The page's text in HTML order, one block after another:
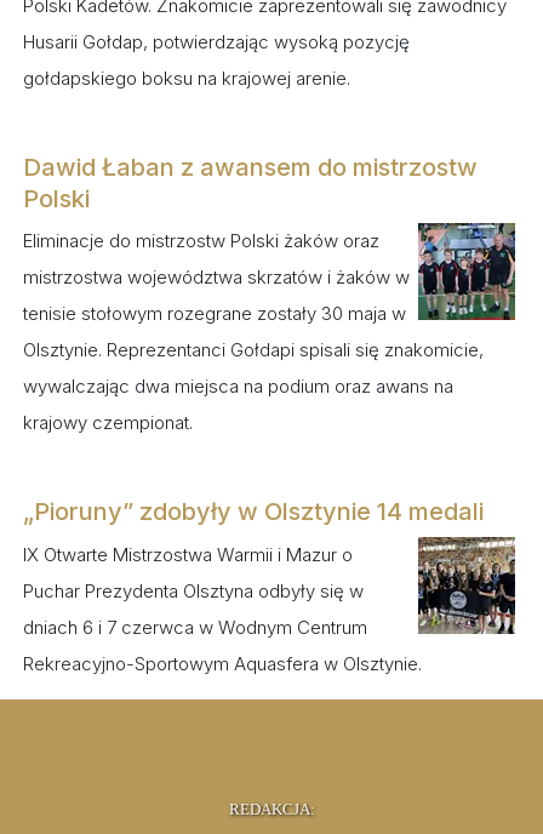
Polski Kadetów. Znakomicie zaprezentowali się zawodnicy
Husarii Gołdap, potwierdzając wysoką pozycję
gołdapskiego boksu na krajowej arenie.
Dawid Łaban z awansem do mistrzostw
Polski
Eliminacje do mistrzostw Polski żaków oraz
mistrzostwa województwa skrzatów i żaków w
tenisie stołowym rozegrane zostały 30 maja w
Olsztynie. Reprezentanci Gołdapi spisali się znakomicie,
wywalczając dwa miejsca na podium oraz awans na
krajowy czempionat.
„Pioruny” zdobyły w Olsztynie 14 medali
IX Otwarte Mistrzostwa Warmii i Mazur o
Puchar Prezydenta Olsztyna odbyły się w
dniach 6 i 7 czerwca w Wodnym Centrum
Rekreacyjno-Sportowym Aquasfera w Olsztynie.
REDAKCJA: